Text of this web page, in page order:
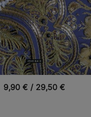
VUE RAPIDE
9,90 € / 29,50 €